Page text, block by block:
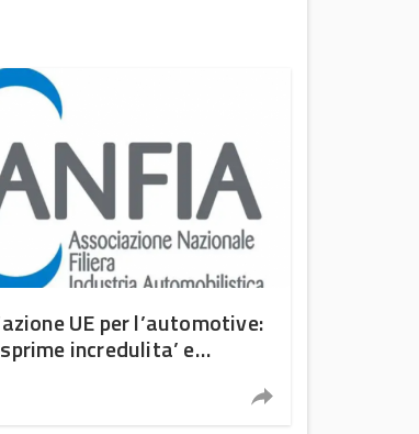
UE per l’automotive:
incredulita’ e